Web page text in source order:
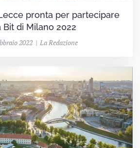
pronta per partecipare
Bit di Milano 2022
2022 | La Redazione